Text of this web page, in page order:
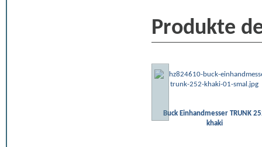
Produkte
Buck Einhandmesser TRUNK
khaki